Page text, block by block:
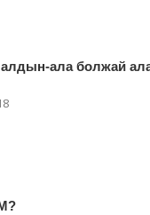
ала болжай